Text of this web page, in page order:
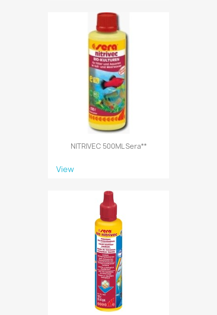
NITRIVEC 500ML Sera**
View